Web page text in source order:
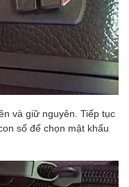
và giữ nguyên. Tiếp tục
số để chọn mật khẩu